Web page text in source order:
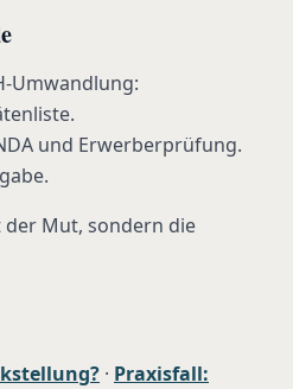
Umwandlung:
und Erwerberprüfung.
der Mut, sondern die
· Praxisfall: